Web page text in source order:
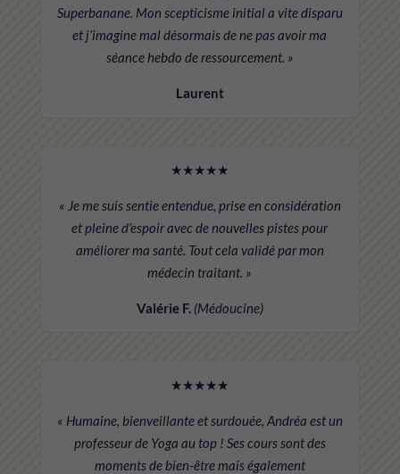
Superbanane. Mon scepticisme initial a vite disparu
et j’imagine mal désormais de ne pas avoir ma
séance hebdo de ressourcement. »
Laurent
★★★★★
« Je me suis sentie entendue, prise en considération
et pleine d’espoir avec de nouvelles pistes pour
améliorer ma santé. Tout cela validé par mon
médecin traitant. »
Valérie F. (Médoucine)
★★★★★
« Humaine, bienveillante et surdouée, Andréa est un
professeur de Yoga au top ! Ses cours sont des
moments de bien-être mais également